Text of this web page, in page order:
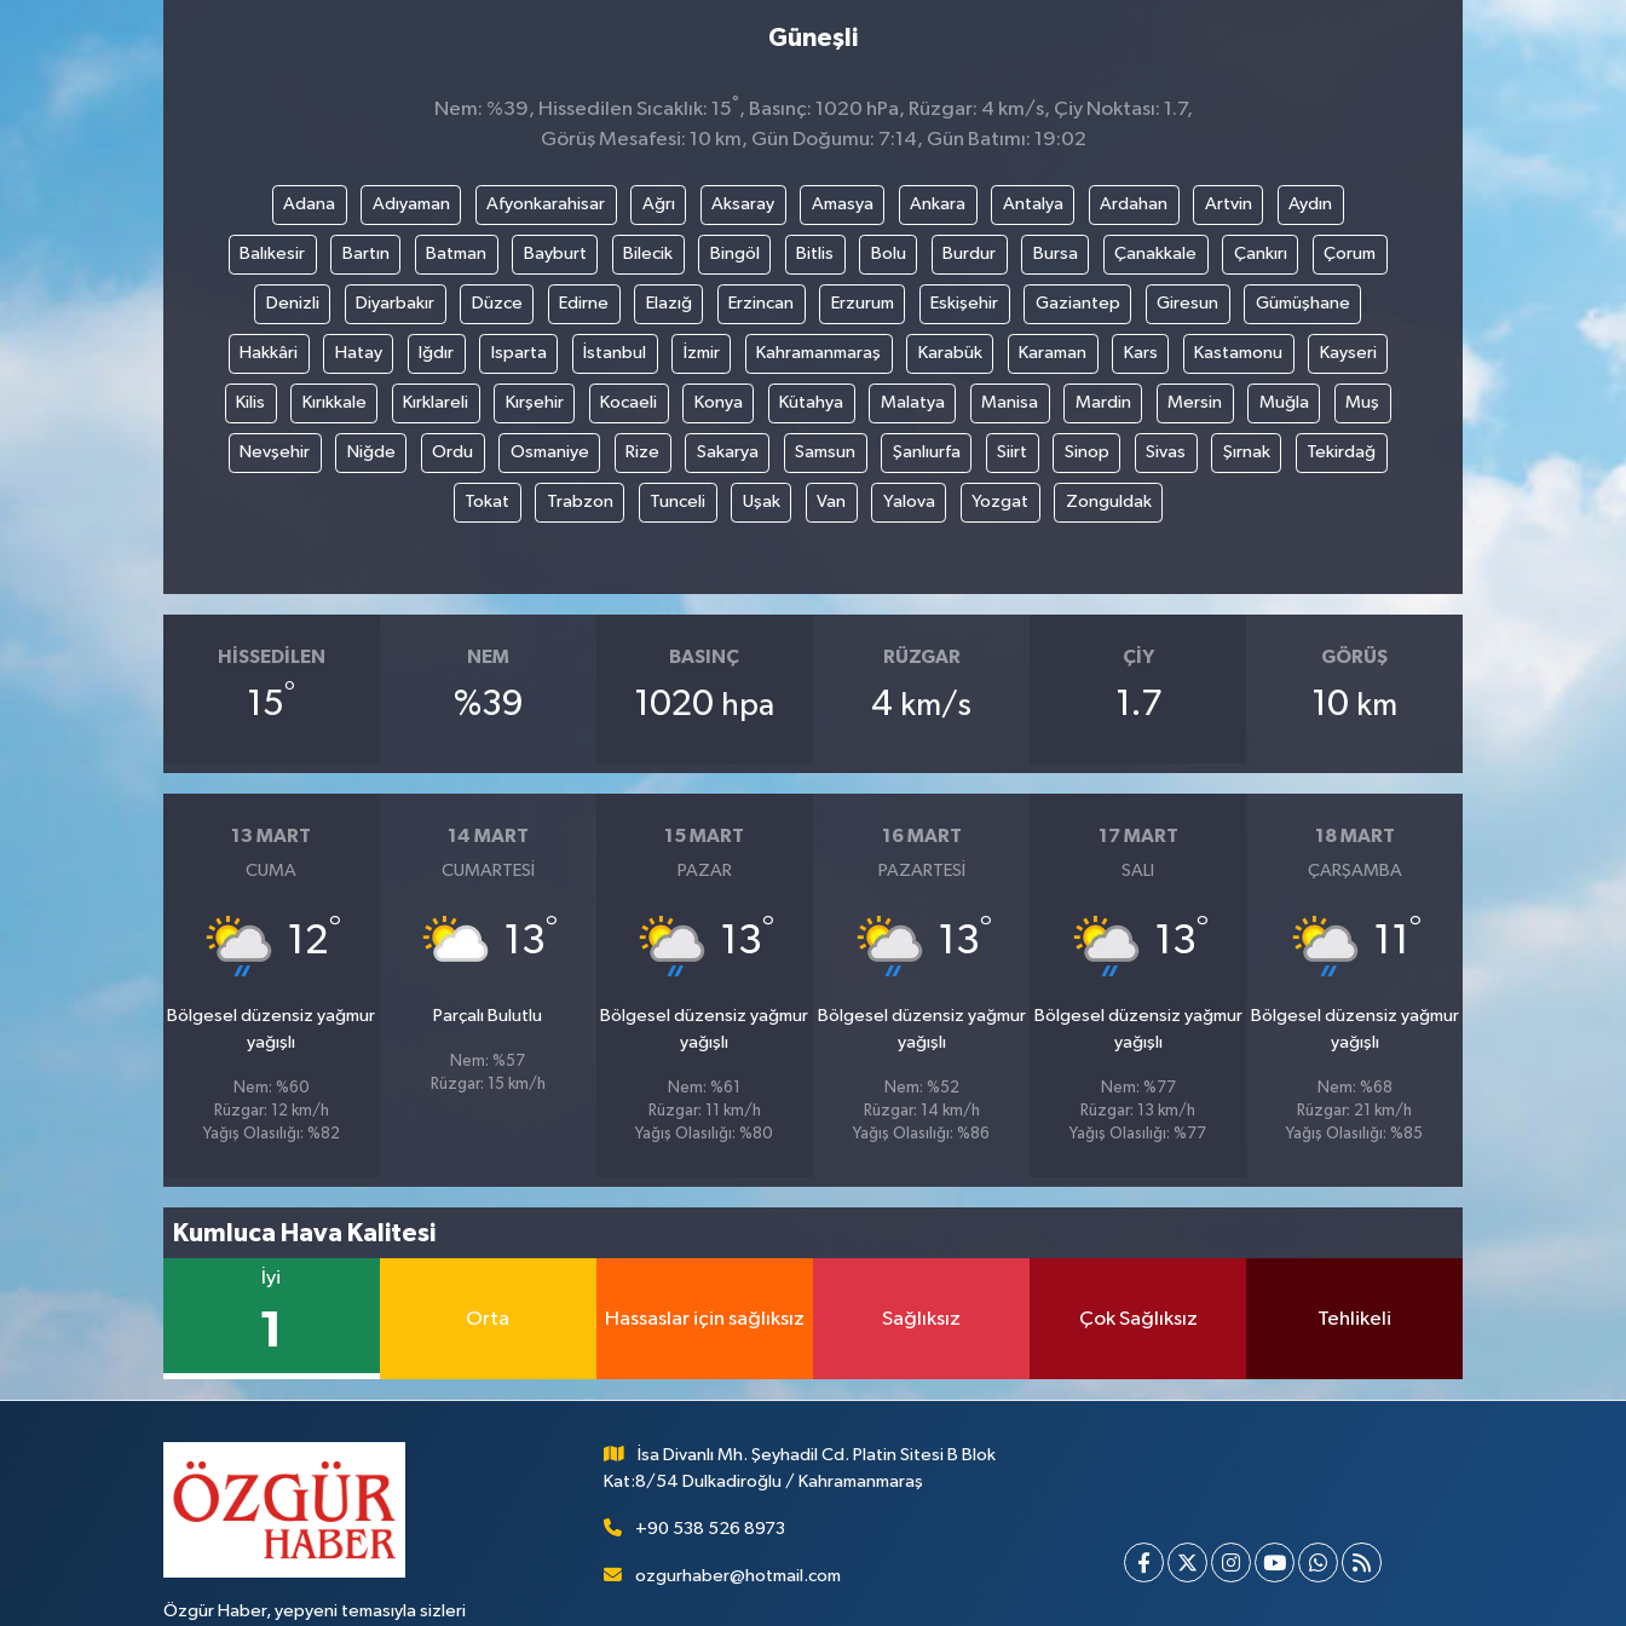
Güneşli
Nem: %39, Hissedilen Sıcaklık: 15° , Basınç: 1020 hPa, Rüzgar: 4 km/s, Çiy Noktası: 1.7,
Görüş Mesafesi: 10 km, Gün Doğumu: 7:14, Gün Batımı: 19:02
Adana Adıyaman Afyonkarahisar Ağrı Aksaray Amasya Ankara Antalya Ardahan Artvin Aydın
Balıkesir Bartın Batman Bayburt Bilecik Bingöl Bitlis Bolu Burdur Bursa Çanakkale Çankırı Çorum
Denizli Diyarbakır Düzce Edirne Elazığ Erzincan Erzurum Eskişehir Gaziantep Giresun Gümüşhane
Hakkâri Hatay Iğdır Isparta İstanbul İzmir Kahramanmaraş Karabük Karaman Kars Kastamonu Kayseri
Kilis Kırıkkale Kırklareli Kırşehir Kocaeli Konya Kütahya Malatya Manisa Mardin Mersin Muğla Muş
Nevşehir Niğde Ordu Osmaniye Rize Sakarya Samsun Şanlıurfa Siirt Sinop Sivas Şırnak Tekirdağ
Tokat Trabzon Tunceli Uşak Van Yalova Yozgat Zonguldak
HISSEDILEN
15°
NEM
%39
BASINÇ
1020 hpa
RÜZGAR
4 km/s
ÇIY
1.7
GÖRÜŞ
10 km
13 MART
CUMA
12°
Bölgesel düzensiz yağmur
yağışlı
Nem: %60
Rüzgar: 12 km/h
Yağış Olasılığı: %82
14 MART
CUMARTESI
13°
Parçalı Bulutlu
Nem: %57
Rüzgar: 15 km/h
15 MART
PAZAR
13°
Bölgesel düzensiz yağmur
yağışlı
Nem: %61
Rüzgar: 11 km/h
Yağış Olasılığı: %80
16 MART
PAZARTESI
13°
Bölgesel düzensiz yağmur
yağışlı
Nem: %52
Rüzgar: 14 km/h
Yağış Olasılığı: %86
17 MART
SALI
13°
Bölgesel düzensiz yağmur
yağışlı
Nem: %77
Rüzgar: 13 km/h
Yağış Olasılığı: %77
18 MART
ÇARŞAMBA
11 °
Bölgesel düzensiz yağmur
yağışlı
Nem: %68
Rüzgar: 21 km/h
Yağış Olasılığı: %85
Kumluca Hava Kalitesi
İyi
1 Orta Hassaslar için sağlıksız Sağlıksız Çok Sağlıksız Tehlikeli
Özgür Haber, yepyeni temasıyla sizleri
İsa Divanlı Mh. Şeyhadil Cd. Platin Sitesi B Blok
Kat:8/54 Dulkadiroğlu / Kahramanmaraş
+90 538 526 8973
ozgurhaber@hotmail.com